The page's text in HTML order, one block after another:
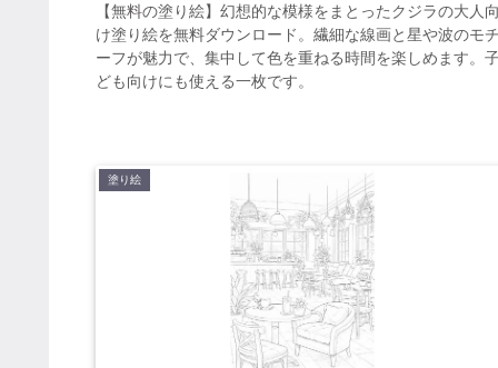
【無料の塗り絵】幻想的な模様をまとったクジラの大人
け塗り絵を無料ダウンロード。繊細な線画と星や波のモ
ーフが魅力で、集中して色を重ねる時間を楽しめます。
ども向けにも使える一枚です。
塗り絵